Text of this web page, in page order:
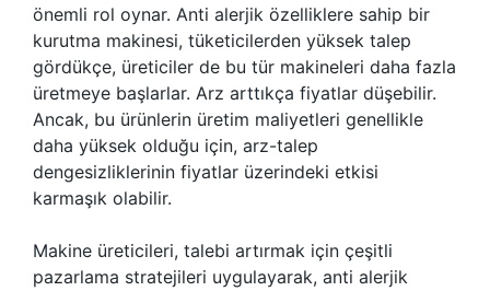
önemli rol oynar. Anti alerjik özelliklere sahip bir
kurutma makinesi, tüketicilerden yüksek talep
gördükçe, üreticiler de bu tür makineleri daha fazla
üretmeye başlarlar. Arz arttıkça fiyatlar düşebilir.
Ancak, bu ürünlerin üretim maliyetleri genellikle
daha yüksek olduğu için, arz-talep
dengesizliklerinin fiyatlar üzerindeki etkisi
karmaşık olabilir.
Makine üreticileri, talebi artırmak için çeşitli
pazarlama stratejileri uygulayarak, anti alerjik